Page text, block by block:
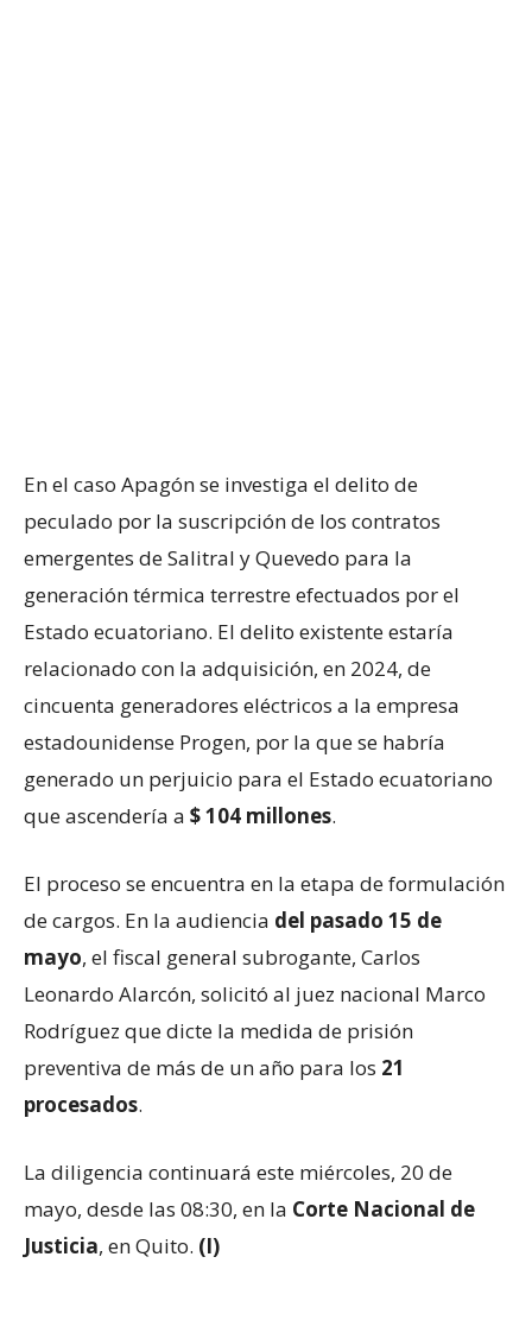
En el caso Apagón se investiga el delito de
peculado por la suscripción de los contratos
emergentes de Salitral y Quevedo para la
generación térmica terrestre efectuados por el
Estado ecuatoriano. El delito existente estaría
relacionado con la adquisición, en 2024, de
cincuenta generadores eléctricos a la empresa
estadounidense Progen, por la que se habría
generado un perjuicio para el Estado ecuatoriano
que ascendería a $ 104 millones.
El proceso se encuentra en la etapa de formulación
de cargos. En la audiencia del pasado 15 de
mayo, el fiscal general subrogante, Carlos
Leonardo Alarcón, solicitó al juez nacional Marco
Rodríguez que dicte la medida de prisión
preventiva de más de un año para los 21
procesados.
La diligencia continuará este miércoles, 20 de
mayo, desde las 08:30, en la Corte Nacional de
Justicia, en Quito. (I)